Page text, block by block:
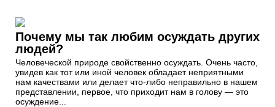
Почему мы так любим осуждать других
людей?
Человеческой природе свойственно осуждать. Очень часто,
увидев как тот или иной человек обладает неприятными
нам качествами или делает что-либо неправильно в нашем
представлении, первое, что приходит нам в голову — это
осуждение...